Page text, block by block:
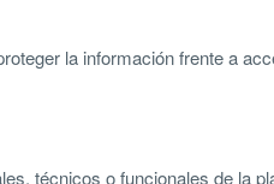
la información frente a
técnicos o funcionales de la